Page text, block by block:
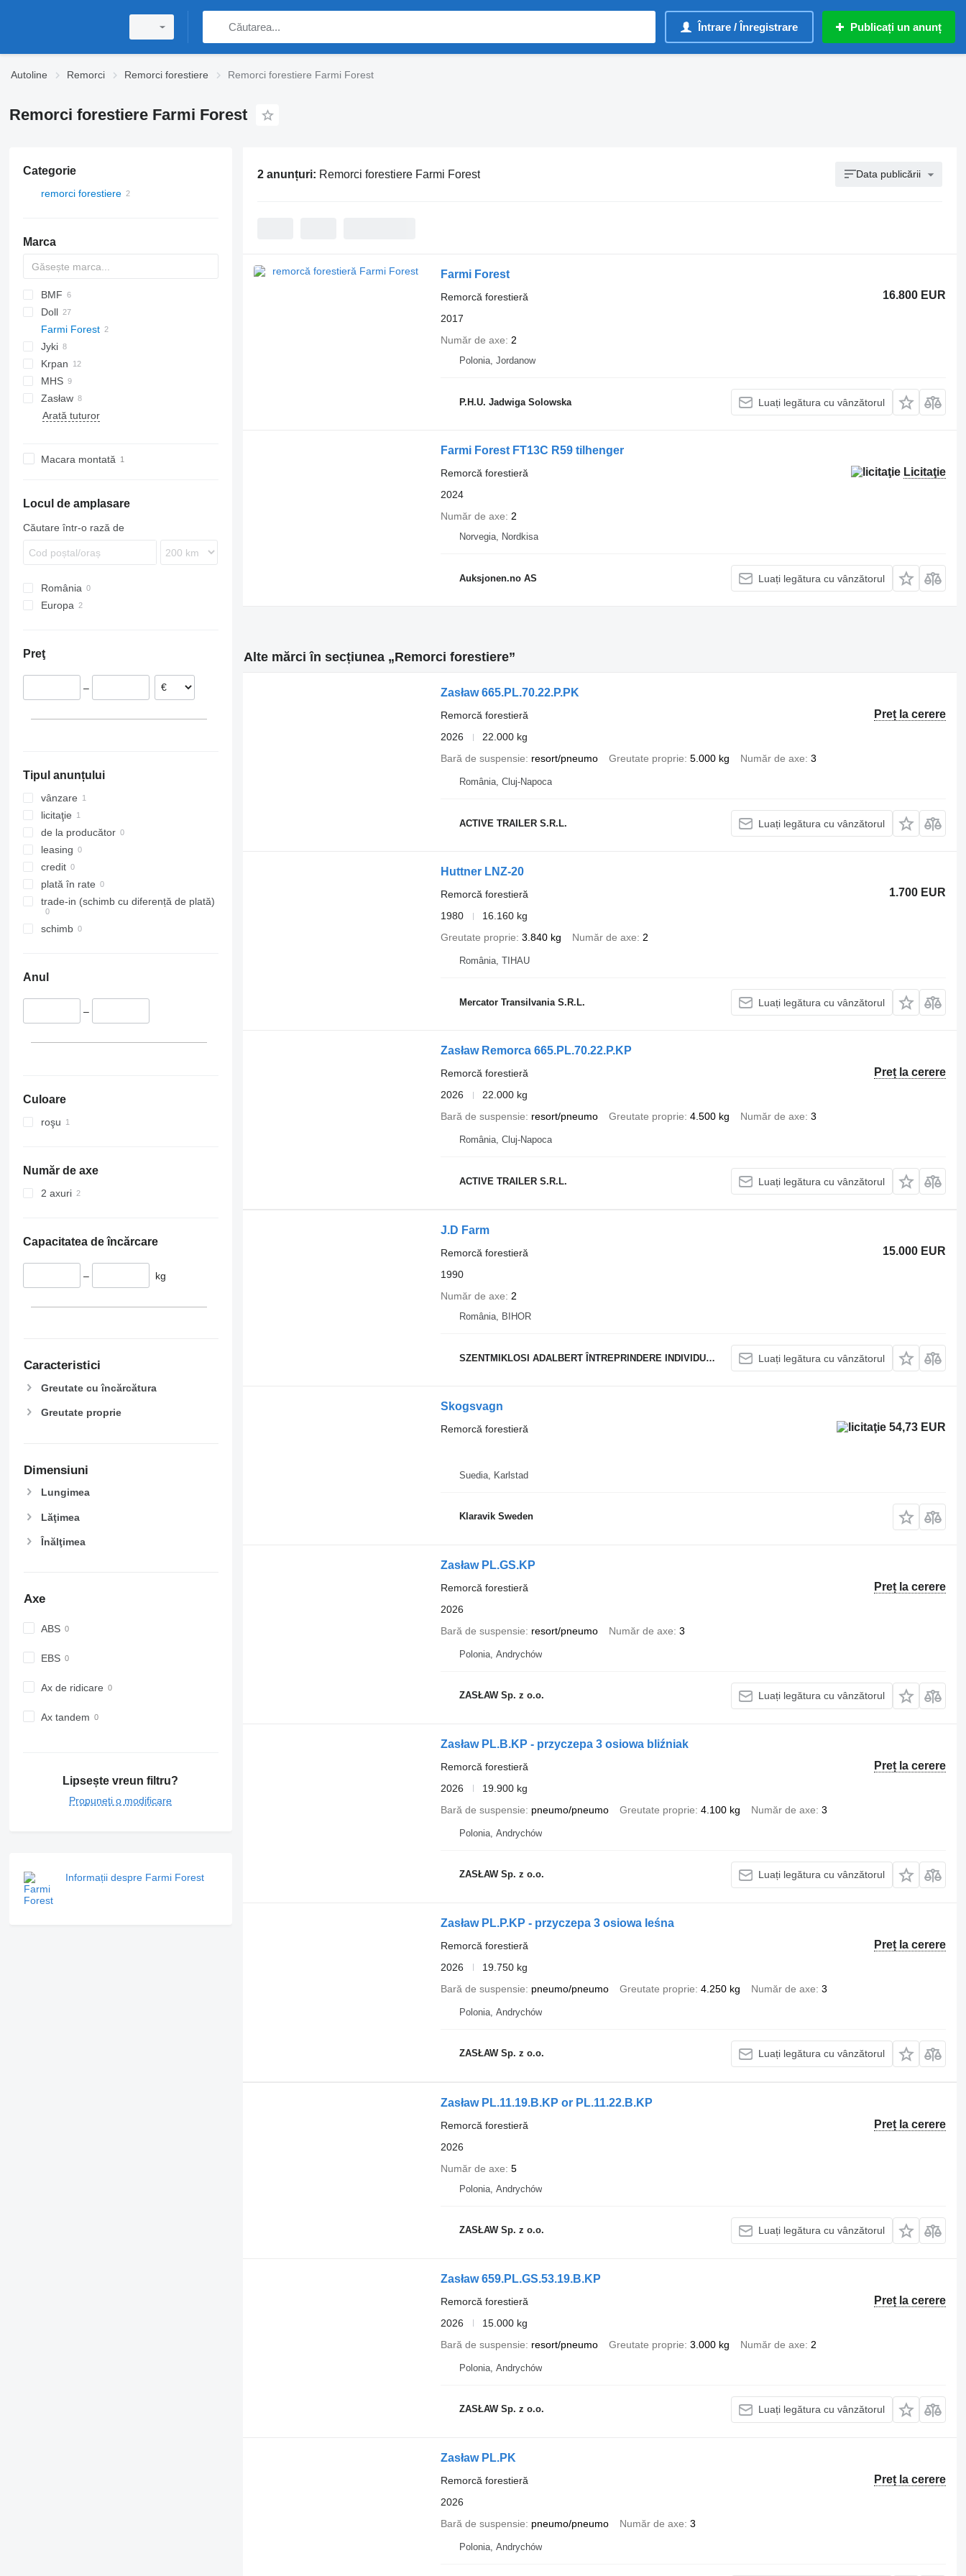
Întrare / Înregistrare Publicați un anunț
Autoline Remorci Remorci forestiere Remorci forestiere Farmi Forest
Remorci forestiere Farmi Forest
Categorie
remorci forestiere
Marca
BMF
Doll
A-series
Farmi Forest
Jyki
Krpan
GP
MHS
T-series
HK
T-series
OL
ZWF
AP
Zasław
Arată tuturor
Macara montată
Locul de amplasare
Căutare într-o rază de
România
Europa
Preţ
–
Tipul anunțului
vânzare
licitaţie
de la producător
leasing
credit
plată în rate
trade-in (schimb cu diferență de plată)
schimb
Anul
–
Culoare
roşu
Număr de axe
2 axuri
Capacitatea de încărcare
– kg
Caracteristici
Greutate cu încărcătura
Greutate proprie
Dimensiuni
Lungimea
Lăţimea
Înălţimea
Axe
ABS
EBS
Ax de ridicare
Ax tandem
Lipsește vreun filtru?
Propuneți o modificare
Informații despre Farmi Forest
2 anunțuri: Remorci forestiere Farmi Forest Data publicării
Farmi Forest
16.800 EUR
Remorcă forestieră
2017
Număr de axe
2
Polonia, Jordanow
P.H.U. Jadwiga Solowska Luați legătura cu vânzătorul
Farmi Forest FT13C R59 tilhenger
Licitaţie
Remorcă forestieră
2024
Număr de axe
2
Norvegia, Nordkisa
Auksjonen.no AS Luați legătura cu vânzătorul
Alte mărci în secțiunea „Remorci forestiere”
Zasław 665.PL.70.22.P.PK
Preț la cerere
Remorcă forestieră
2026
22.000 kg
Bară de suspensie
resort/pneumo Greutate proprie 5.000 kg Număr de axe 3
România, Cluj-Napoca
ACTIVE TRAILER S.R.L. Luați legătura cu vânzătorul
Huttner LNZ-20
1.700 EUR
Remorcă forestieră
1980
16.160 kg
Greutate proprie 3.840 kg Număr de axe 2
România, TIHAU
Mercator Transilvania S.R.L. Luați legătura cu vânzătorul
Zasław Remorca 665.PL.70.22.P.KP
Preț la cerere
Remorcă forestieră
2026
22.000 kg
Bară de suspensie
resort/pneumo Greutate proprie 4.500 kg Număr de axe 3
România, Cluj-Napoca
ACTIVE TRAILER S.R.L. Luați legătura cu vânzătorul
J.D Farm
15.000 EUR
Remorcă forestieră
1990
Număr de axe
2
România, BIHOR
SZENTMIKLOSI ADALBERT ÎNTREPRINDERE INDIVIDUALĂ Luați legătura cu vânzătorul
Skogsvagn
54,73 EUR
Remorcă forestieră
Suedia, Karlstad
Klaravik Sweden
Zasław PL.GS.KP
Preț la cerere
Remorcă forestieră
2026
Bară de suspensie
resort/pneumo Număr de axe 3
Polonia, Andrychów
ZASŁAW Sp. z o.o. Luați legătura cu vânzătorul
Zasław PL.B.KP - przyczepa 3 osiowa bliźniak
Preț la cerere
Remorcă forestieră
2026
19.900 kg
Bară de suspensie
pneumo/pneumo Greutate proprie 4.100 kg Număr de axe 3
Polonia, Andrychów
ZASŁAW Sp. z o.o. Luați legătura cu vânzătorul
Zasław PL.P.KP - przyczepa 3 osiowa leśna
Preț la cerere
Remorcă forestieră
2026
19.750 kg
Bară de suspensie
pneumo/pneumo Greutate proprie 4.250 kg Număr de axe 3
Polonia, Andrychów
ZASŁAW Sp. z o.o. Luați legătura cu vânzătorul
Zasław PL.11.19.B.KP or PL.11.22.B.KP
Preț la cerere
Remorcă forestieră
2026
Număr de axe 5
Polonia, Andrychów
ZASŁAW Sp. z o.o. Luați legătura cu vânzătorul
Zasław 659.PL.GS.53.19.B.KP
Preț la cerere
Remorcă forestieră
2026
15.000 kg
Bară de suspensie
resort/pneumo Greutate proprie 3.000 kg Număr de axe 2
Polonia, Andrychów
ZASŁAW Sp. z o.o. Luați legătura cu vânzătorul
Zasław PL.PK
Preț la cerere
Remorcă forestieră
2026
Bară de suspensie
pneumo/pneumo Număr de axe 3
Polonia, Andrychów